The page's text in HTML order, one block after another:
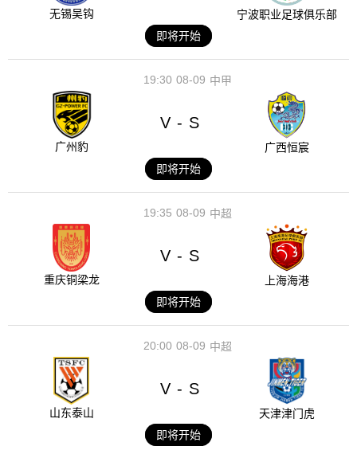
无锡吴钩
宁波职业足球俱乐部
即将开始
08-09
19:30 中甲
广州豹
V - S
广西恒宸
即将开始
08-09
19:35 中超
重庆铜梁龙
V - S
上海海港
即将开始
08-09
20:00 中超
山东泰山
V - S
天津津门虎
即将开始